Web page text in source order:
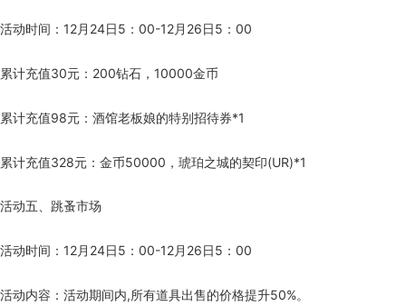
活动时间：12月24日5：00-12月26日5：00
累计充值30元：200钻石，10000金币
累计充值98元：酒馆老板娘的特别招待券*1
累计充值328元：金币50000，琥珀之城的契印(UR)*1
活动五、跳蚤市场
活动时间：12月24日5：00-12月26日5：00
活动内容：活动期间内,所有道具出售的价格提升50%。